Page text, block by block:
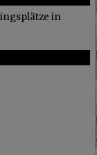
in